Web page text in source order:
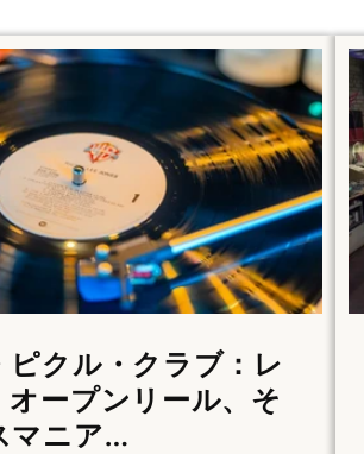
ピクル・クラブ：レ
オープンリール、そ
マニア…